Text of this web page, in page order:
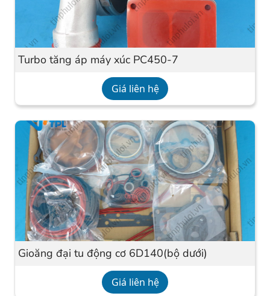
Turbo tăng áp máy xúc PC450-7
Giá liên hệ
Gioăng đại tu động cơ 6D140(bộ dưới)
Giá liên hệ